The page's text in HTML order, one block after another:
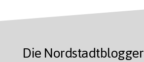
Die Nordstadtblogger